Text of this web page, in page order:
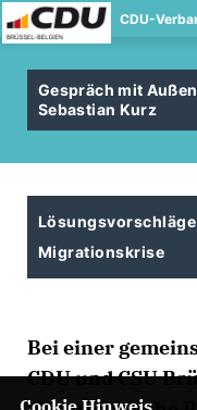
CDU-
Gespräch mit
Sebastian Kurz
Migrationskrise
Bei einer
CDU und CSU